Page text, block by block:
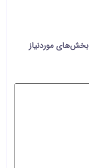
بخش‌های موردنیاز